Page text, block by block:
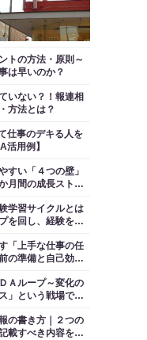
トの方法・原則～
は早いのか？
いない？！報連相
方法とは？
仕事のデキる人を
活用例】
すい「４つの壁」
月間の成長ストー
学習サイクルとは
を回し、経験をノ
「上手な仕事の任
の準備と自己効力
Ａループ～変化の
」という戦場で勝
の書き方｜２つの
載すべき内容をご